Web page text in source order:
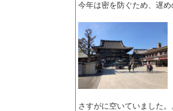
今年は密を防ぐため、遅
さすがに空いていました。